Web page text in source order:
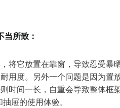
当所致：
将它放置在靠窗，导致忍受暴
用度。另外一个问题是因为置
时间一长，自重会导致整体框
屉的使用体验。